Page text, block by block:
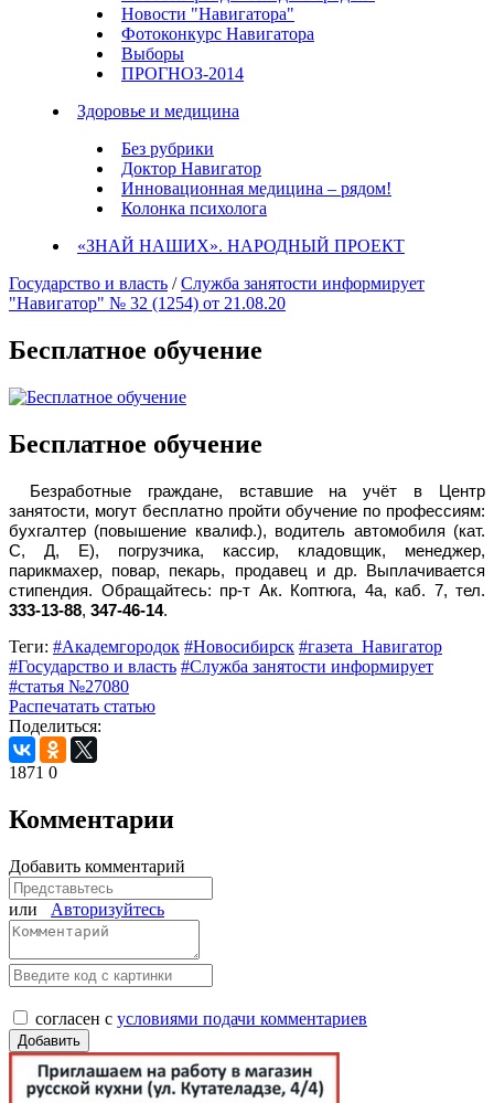
Новости "Навигатора"
Фотоконкурс Навигатора
Выборы
ПРОГНОЗ-2014
Здоровье и медицина
Без рубрики
Доктор Навигатор
Инновационная медицина – рядом!
Колонка психолога
«ЗНАЙ НАШИХ». НАРОДНЫЙ ПРОЕКТ
Государство и власть /Служба занятости информирует
"Навигатор" № 32 (1254) от 21.08.20
Бесплатное обучение
Бесплатное обучение
Безработные граждане, вставшие на учёт в Центр
занятости, могут бесплатно пройти обучение по профессиям:
бухгалтер (повышение квалиф.), водитель автомобиля (кат.
С, Д, Е), погрузчика, кассир, кладовщик, менеджер,
парикмахер, повар, пекарь, продавец и др. Выплачивается
стипендия. Обращайтесь: пр-т Ак. Коптюга, 4а, каб. 7, тел.
333-13-88, 347-46-14.
Теги: #Академгородок #Новосибирск #газета_Навигатор
#Государство и власть #Служба занятости информирует
#статья №27080
Распечатать статью
Поделиться:
1871 0
Комментарии
Добавить комментарий
или Авторизуйтесь
согласен с условиями подачи комментариев